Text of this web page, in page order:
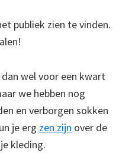
publiek zien te vinden.
wel voor een kwart
we hebben nog
en verborgen sokken
je erg zen zijn over de
kleding.